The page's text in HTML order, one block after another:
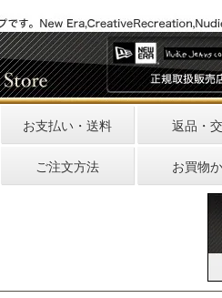
お支払い・送料 返品・
ご注文方法 お買物